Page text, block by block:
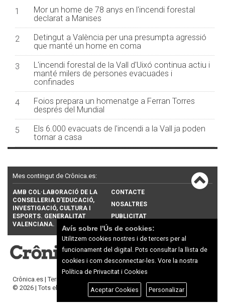
1
Mor un home de 78 anys en l'incendi forestal
declarat a Manises
2
Detingut a València per una presumpta agressió
que manté un home en coma
3
L'incendi forestal de la Vall d'Uixó continua actiu i
manté milers de persones evacuades i
confinades
4
Foios prepara un homenatge a Ferran Torres
després del Mundial
5
Els 6.000 evacuats de l'incendi a la Vall ja poden
tornar a casa
Mes contingut de Crônica.es:
AMB COL·LABORACIÓ DE LA
CONSELLERIA D’EDUCACIÓ,
INVESTIGACIÓ, CULTURA I
ESPORTS. GENERALITAT
VALENCIANA.
CONTACTE
NOSALTRES
PUBLICITAT
Crônica.es |Termes d'ús
© 2026 | Tots els drets reservats
Avís sobre l'Ús de cookies:
Utilitzem cookies nostres i de tercers per al
funcionament del digital. Pots consultar la llista de
cookies i com desconnectar-les. Vore la nostra
Política de Privacitat i Cookies
Aceptar Cookies Personalizar